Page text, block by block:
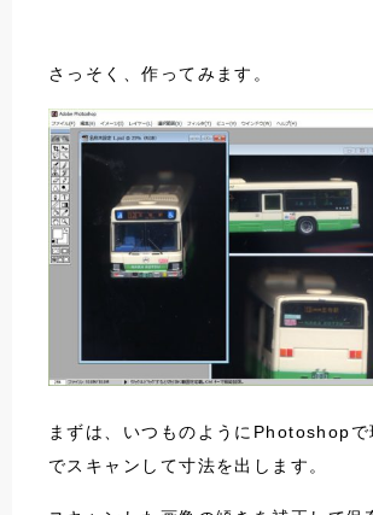
さっそく、作ってみます。
まずは、いつものようにPhotoshop
でスキャンして寸法を出します。